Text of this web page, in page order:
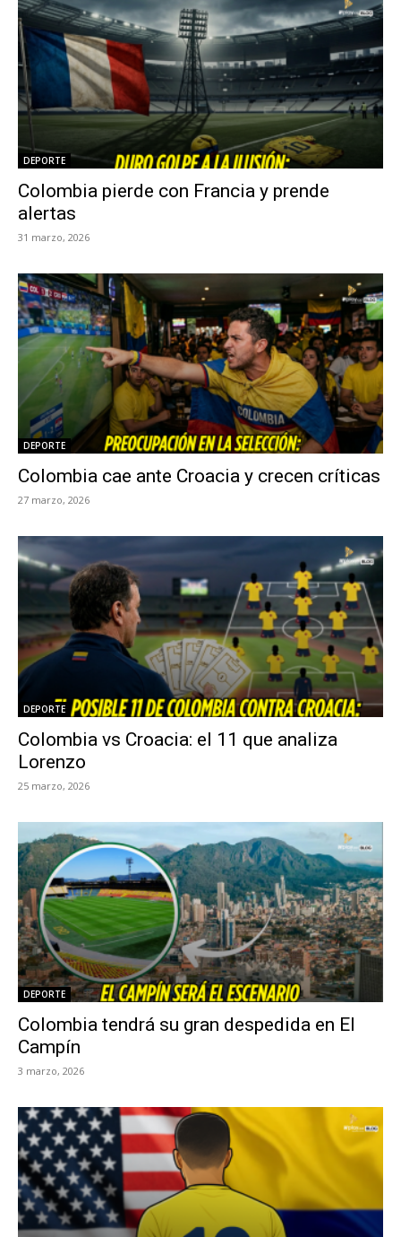
DEPORTE
Colombia pierde con Francia y prende
alertas
31 marzo, 2026
DEPORTE
Colombia cae ante Croacia y crecen críticas
27 marzo, 2026
DEPORTE
Colombia vs Croacia: el 11 que analiza
Lorenzo
25 marzo, 2026
DEPORTE
Colombia tendrá su gran despedida en El
Campín
3 marzo, 2026